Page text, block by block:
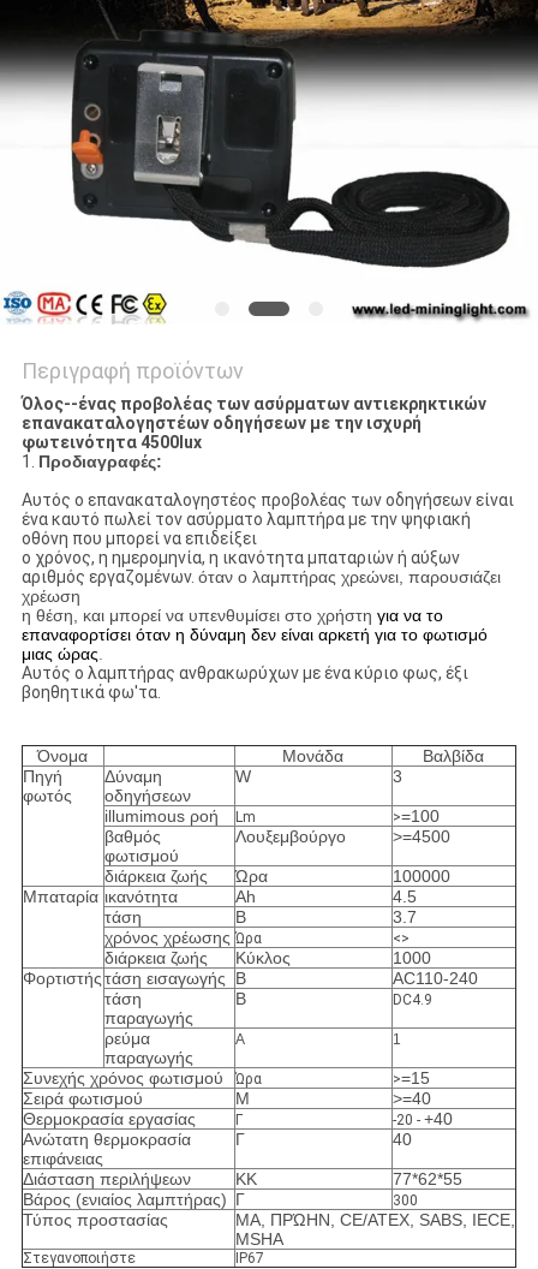
Περιγραφή προϊόντων
Όλος--ένας προβολέας των ασύρματων αντιεκρηκτικών
επανακαταλογηστέων οδηγήσεων με την ισχυρή
φωτεινότητα 4500lux
1. Προδιαγραφές:
Αυτός ο επανακαταλογηστέος προβολέας των οδηγήσεων είναι
ένα καυτό πωλεί τον ασύρματο λαμπτήρα με την ψηφιακή
οθόνη που μπορεί να επιδείξει
ο χρόνος, η ημερομηνία, η ικανότητα μπαταριών ή αύξων
αριθμός εργαζομένων. όταν ο λαμπτήρας χρεώνει, παρουσιάζει
χρέωση
η θέση, και μπορεί να υπενθυμίσει στο χρήστη για να το
επαναφορτίσει όταν η δύναμη δεν είναι αρκετή για το φωτισμό
μιας ώρας.
Αυτός ο λαμπτήρας ανθρακωρύχων με ένα κύριο φως, έξι
βοηθητικά φω'τα.
Όνομα Μονάδα
Βαλβίδα
Πηγή
φωτός
Δύναμη
οδηγήσεων
W 3
illumimous ροή Lm >=100
βαθμός
φωτισμού
Λουξεμβούργο >=4500
διάρκεια ζωής Ώρα
100000
Μπαταρία ικανότητα Ah
4.5
τάση
Β
3.7
χρόνος χρέωσης Ώρα <>
διάρκεια ζωής Κύκλος
1000
Φορτιστήςτάση εισαγωγής Β
AC110-240
τάση
παραγωγής
Β DC4.9
ρεύμα
παραγωγής
Α 1
Συνεχής χρόνος φωτισμού Ώρα >=15
Σειρά φωτισμού
Μ >=40
Θερμοκρασία εργασίας
Γ -20 - +40
Ανώτατη θερμοκρασία
επιφάνειας
Γ 40
Διάσταση περιλήψεων ΚΚ
77*62*55
Βάρος (ενιαίος λαμπτήρας) Γ 300
Τύπος προστασίας
ΜΑ, ΠΡΏΗΝ, CE/ATEX, SABS, IECE,
MSHA
Στεγανοποιήστε IP67